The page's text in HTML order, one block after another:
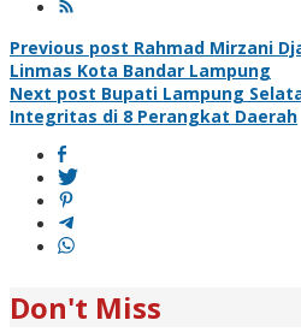
Post
navigation
Previous post Rahmad Mirzani
Linmas Kota Bandar Lampung
Next post Bupati Lampung
Integritas di 8 Perangkat Daerah
Don't Miss